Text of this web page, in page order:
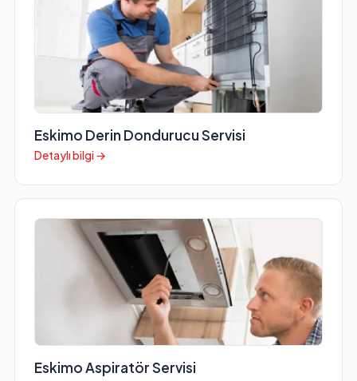
Eskimo Derin Dondurucu Servisi
Detaylı bilgi →
Eskimo Aspiratör Servisi